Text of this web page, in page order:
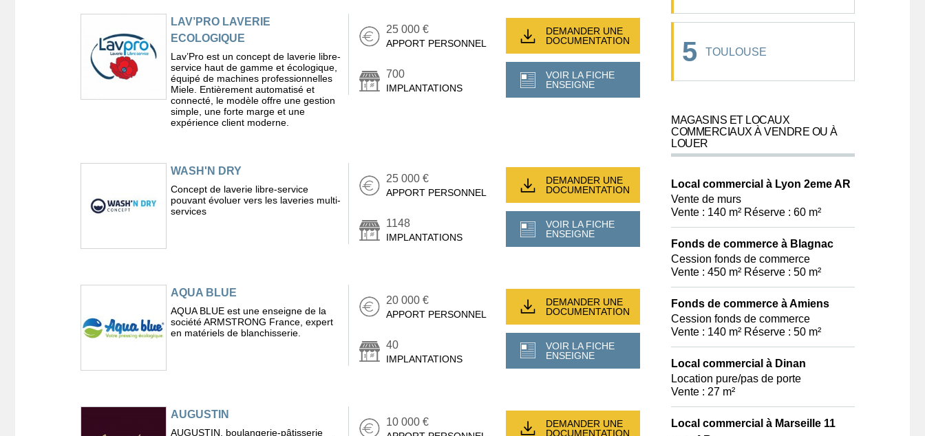
LAV’PRO LAVERIE
ECOLOGIQUE
Lav’Pro est un concept de laverie libre-
service haut de gamme et écologique,
équipé de machines professionnelles
Miele. Entièrement automatisé et
connecté, le modèle offre une gestion
simple, une forte marge et une
expérience client moderne.
25 000 €
APPORT PERSONNEL
700
IMPLANTATIONS
DEMANDER UNE
DOCUMENTATION
VOIR LA FICHE
ENSEIGNE
WASH'N DRY
Concept de laverie libre-service
pouvant évoluer vers les laveries multi-
services
25 000 €
APPORT PERSONNEL
1148
IMPLANTATIONS
DEMANDER UNE
DOCUMENTATION
VOIR LA FICHE
ENSEIGNE
AQUA BLUE
AQUA BLUE est une enseigne de la
société ARMSTRONG France, expert
en matériels de blanchisserie.
20 000 €
APPORT PERSONNEL
40
IMPLANTATIONS
DEMANDER UNE
DOCUMENTATION
VOIR LA FICHE
ENSEIGNE
AUGUSTIN
AUGUSTIN, boulangerie-pâtisserie
10 000 €
DEMANDER UNE
DOCUMENTATION
5 TOULOUSE
MAGASINS ET LOCAUX
COMMERCIAUX À VENDRE OU À
LOUER
Local commercial à Lyon 2eme AR
Vente de murs
Vente : 140 m² Réserve : 60 m²
Fonds de commerce à Blagnac
Cession fonds de commerce
Vente : 450 m² Réserve : 50 m²
Fonds de commerce à Amiens
Cession fonds de commerce
Vente : 140 m² Réserve : 50 m²
Local commercial à Dinan
Location pure/pas de porte
Vente : 27 m²
Local commercial à Marseille 11